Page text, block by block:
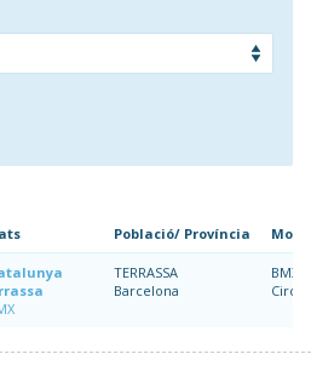
Població/ Província
TERRASSA
Barcelona
BMX